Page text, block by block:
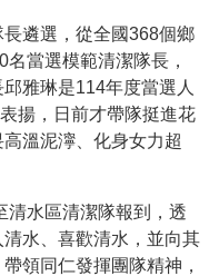
請撥打通報專線0800-
洲豬瘟疫情，市民端
餘收運排出方式不變
習行動網路降速演練
遴選，從全國368個鄉
名當選模範清潔隊長，
雅琳是114年度當選人
揚，日前才帶隊挺進花
溫泥濘、化身女力超
清水區清潔隊報到，透
水、喜歡清水，並向其
領同仁發揮團隊精神，